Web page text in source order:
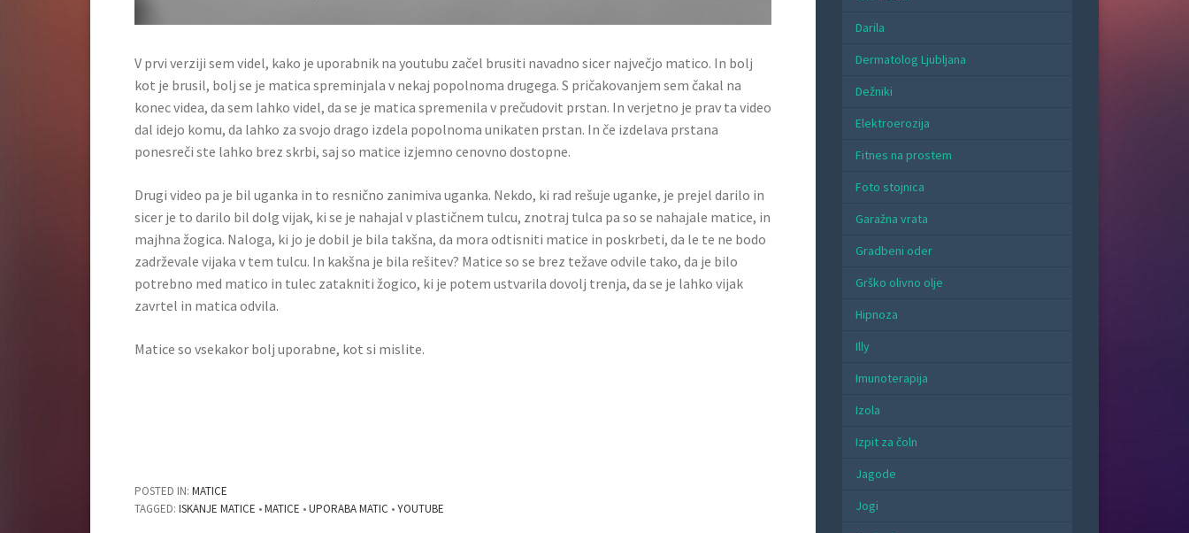
V prvi verziji sem videl, kako je uporabnik na youtubu začel brusiti navadno sicer največjo matico. In bolj
kot je brusil, bolj se je matica spreminjala v nekaj popolnoma drugega. S pričakovanjem sem čakal na
konec videa, da sem lahko videl, da se je matica spremenila v prečudovit prstan. In verjetno je prav ta video
dal idejo komu, da lahko za svojo drago izdela popolnoma unikaten prstan. In če izdelava prstana
ponesreči ste lahko brez skrbi, saj so matice izjemno cenovno dostopne.
Drugi video pa je bil uganka in to resnično zanimiva uganka. Nekdo, ki rad rešuje uganke, je prejel darilo in
sicer je to darilo bil dolg vijak, ki se je nahajal v plastičnem tulcu, znotraj tulca pa so se nahajale matice, in
majhna žogica. Naloga, ki jo je dobil je bila takšna, da mora odtisniti matice in poskrbeti, da le te ne bodo
zadrževale vijaka v tem tulcu. In kakšna je bila rešitev? Matice so se brez težave odvile tako, da je bilo
potrebno med matico in tulec zatakniti žogico, ki je potem ustvarila dovolj trenja, da se je lahko vijak
zavrtel in matica odvila.
Matice so vsekakor bolj uporabne, kot si mislite.
POSTED IN: MATICE
TAGGED: ISKANJE MATICE •MATICE •UPORABA MATIC •YOUTUBE
Darila
Dermatolog Ljubljana
Dežniki
Elektroerozija
Fitnes na prostem
Foto stojnica
Garažna vrata
Gradbeni oder
Grško olivno olje
Hipnoza
Illy
Imunoterapija
Izola
Izpit za čoln
Jagode
Jogi